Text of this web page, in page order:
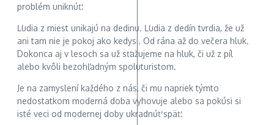
problém uniknúť.
Ľudia z miest unikajú na dedinu. Ľudia z dedín tvrdia, že už
ani tam nie je pokoj ako kedysi. Od rána až do večera hluk.
Dokonca aj v lesoch sa už sťažujeme na hluk, či už z píl
alebo kvôli bezohľadným spoluturistom.
Je na zamyslení každého z nás, či mu napriek týmto
nedostatkom moderná doba vyhovuje alebo sa pokúsi si
isté veci od modernej doby ukradnúť späť.